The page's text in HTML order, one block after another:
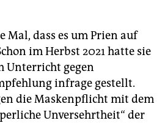
Mal, dass es um Prien auf
im Herbst 2021 hatte sie
Unterricht gegen
infrage gestellt.
die Maskenpflicht mit dem
Unversehrtheit“ der